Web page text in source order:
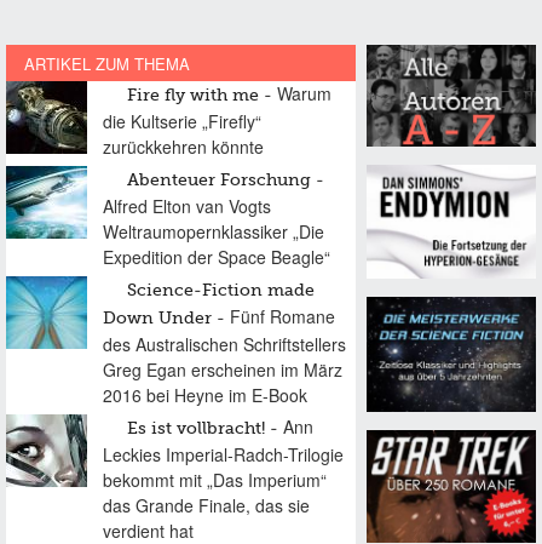
ARTIKEL ZUM THEMA
Fire fly with me
Warum
die Kultserie „Firefly“
zurückkehren könnte
Abenteuer Forschung
Alfred Elton van Vogts
Weltraumopernklassiker „Die
Expedition der Space Beagle“
Science-Fiction made
Down Under
Fünf Romane
des Australischen Schriftstellers
Greg Egan erscheinen im März
2016 bei Heyne im E-Book
Es ist vollbracht!
Ann
Leckies Imperial-Radch-Trilogie
bekommt mit „Das Imperium“
das Grande Finale, das sie
verdient hat